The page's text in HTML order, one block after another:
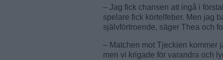
– Jag fick chansen att ingå i
spelare fick körtelfeber. Men jag
självförtroende, säger Thea och
– Matchen mot Tjeckien kommer
men vi krigade för varandra och